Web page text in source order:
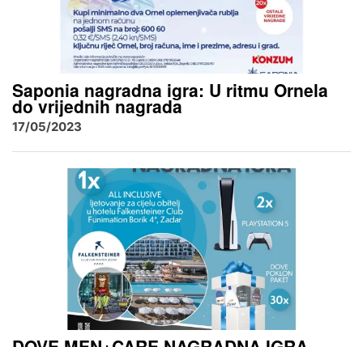
Saponia nagradna igra: U ritmu Ornela
do vrijednih nagrada
17/05/2023